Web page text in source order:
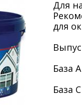
Для
для
База
База